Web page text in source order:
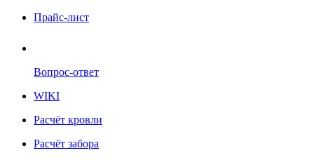
Прайс-лист
Вопрос-ответ
WIKI
Расчёт кровли
Расчёт забора